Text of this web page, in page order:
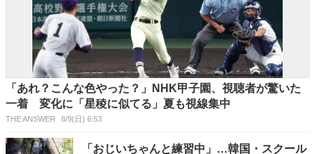
「あれ？こんな色やった？」NHK甲子園、視聴者が驚いた
一着 変化に「星稜に似てる」夏も視線集中
THE ANSWER 8/9(日) 6:53
「おじいちゃんと練習中」…韓国・スクール